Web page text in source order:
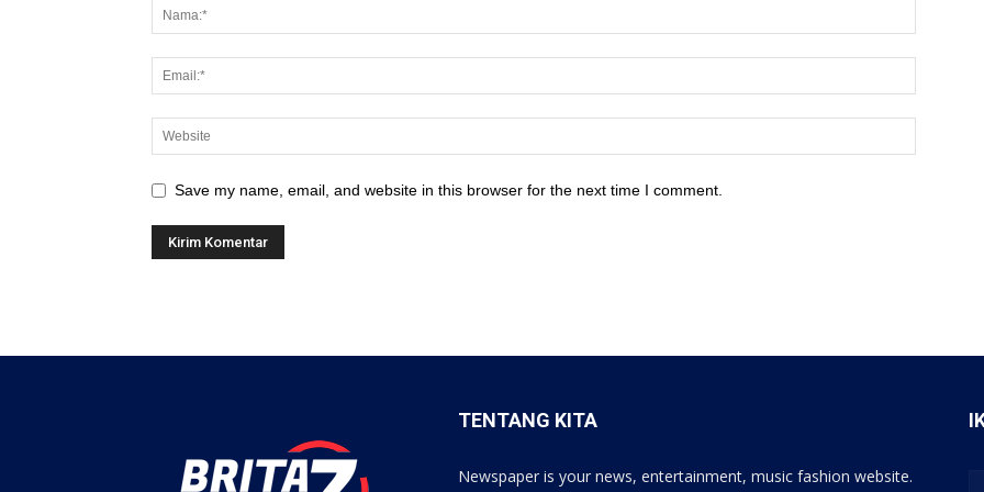
Save my name, email, and website in this browser for the next time I comment.
TENTANG KITA
Newspaper is your news, entertainment, music fashion website.